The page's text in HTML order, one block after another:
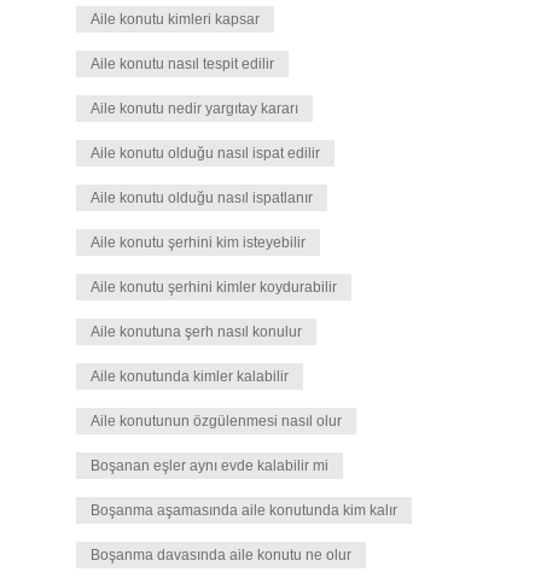
Aile konutu kimleri kapsar
Aile konutu nasıl tespit edilir
Aile konutu nedir yargıtay kararı
Aile konutu olduğu nasıl ispat edilir
Aile konutu olduğu nasıl ispatlanır
Aile konutu şerhini kim isteyebilir
Aile konutu şerhini kimler koydurabilir
Aile konutuna şerh nasıl konulur
Aile konutunda kimler kalabilir
Aile konutunun özgülenmesi nasıl olur
Boşanan eşler aynı evde kalabilir mi
Boşanma aşamasında aile konutunda kim kalır
Boşanma davasında aile konutu ne olur